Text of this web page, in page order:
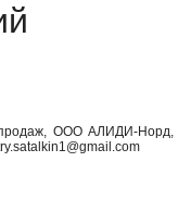
продаж, ООО АЛИДИ-Норд,